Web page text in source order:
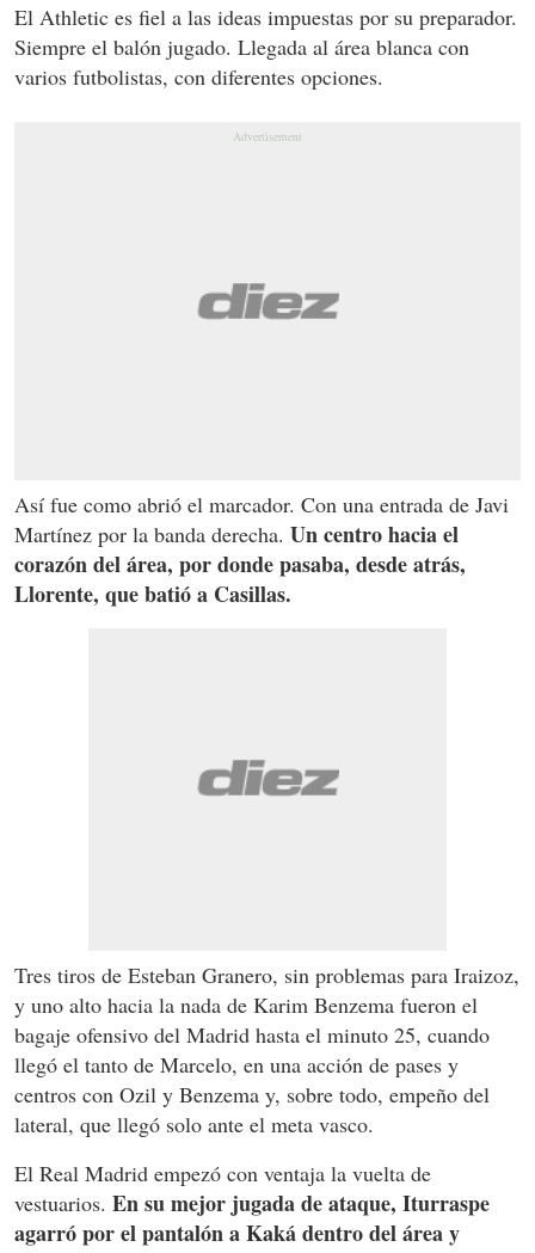
El Athletic es fiel a las ideas impuestas por su preparador.
Siempre el balón jugado. Llegada al área blanca con
varios futbolistas, con diferentes opciones.
Así fue como abrió el marcador. Con una entrada de Javi
Martínez por la banda derecha. Un centro hacia el
corazón del área, por donde pasaba, desde atrás,
Llorente, que batió a Casillas.
Tres tiros de Esteban Granero, sin problemas para Iraizoz,
y uno alto hacia la nada de Karim Benzema fueron el
bagaje ofensivo del Madrid hasta el minuto 25, cuando
llegó el tanto de Marcelo, en una acción de pases y
centros con Ozil y Benzema y, sobre todo, empeño del
lateral, que llegó solo ante el meta vasco.
El Real Madrid empezó con ventaja la vuelta de
vestuarios. En su mejor jugada de ataque, Iturraspe
agarró por el pantalón a Kaká dentro del área y